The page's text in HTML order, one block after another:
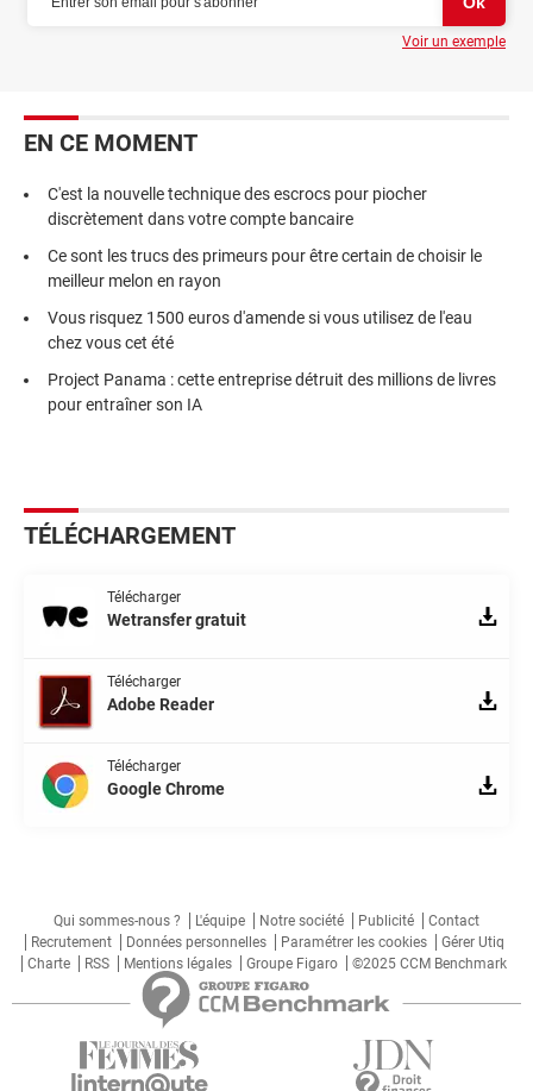
Voir un exemple
EN CE MOMENT
C'est la nouvelle technique des escrocs pour piocher
discrètement dans votre compte bancaire
Ce sont les trucs des primeurs pour être certain de choisir le
meilleur melon en rayon
Vous risquez 1500 euros d'amende si vous utilisez de l'eau
chez vous cet été
Project Panama : cette entreprise détruit des millions de livres
pour entraîner son IA
TÉLÉCHARGEMENT
Télécharger
Wetransfer gratuit
Télécharger
Adobe Reader
Télécharger
Google Chrome
Qui sommes-nous ? L'équipe Notre société Publicité
Contact
Recrutement
Données personnelles Paramétrer les cookies
Gérer Utiq
Charte
RSS Mentions légales Groupe Figaro ©2025 CCM Benchmark